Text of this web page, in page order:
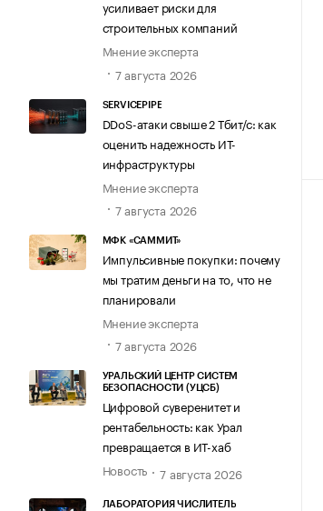
усиливает риски для
строительных компаний
Мнение эксперта
7 августа 2026
SERVICEPIPE
DDoS-атаки свыше 2 Тбит/с: как
оценить надежность ИТ-
инфраструктуры
Мнение эксперта
7 августа 2026
МФК «САММИТ»
Импульсивные покупки: почему
мы тратим деньги на то, что не
планировали
Мнение эксперта
7 августа 2026
УРАЛЬСКИЙ ЦЕНТР СИСТЕМ
БЕЗОПАСНОСТИ (УЦСБ)
Цифровой суверенитет и
рентабельность: как Урал
превращается в ИТ-хаб
Новость
7 августа 2026
ЛАБОРАТОРИЯ ЧИСЛИТЕЛЬ